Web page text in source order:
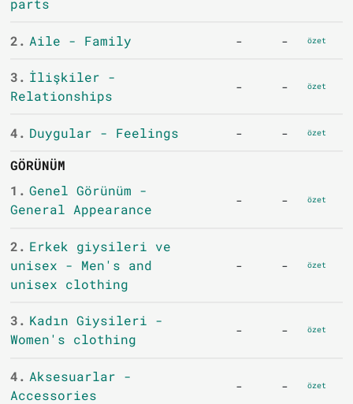
parts
2. Aile - Family - - özet
3. İlişkiler -
Relationships
- - özet
4. Duygular - Feelings - - özet
GÖRÜNÜM
1. Genel Görünüm -
General Appearance
- - özet
2. Erkek giysileri ve
unisex - Men's and
unisex clothing
- - özet
3. Kadın Giysileri -
Women's clothing
- - özet
4. Aksesuarlar -
Accessories
- - özet